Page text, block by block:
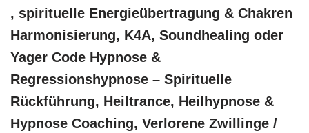
, spirituelle Energieübertragung & Chakren
Harmonisierung, K4A, Soundhealing oder
Yager Code Hypnose &
Regressionshypnose – Spirituelle
Rückführung, Heiltrance, Heilhypnose &
Hypnose Coaching, Verlorene Zwillinge /